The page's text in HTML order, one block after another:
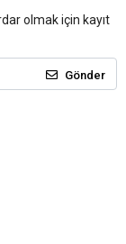
olmak için kayıt
Gönder